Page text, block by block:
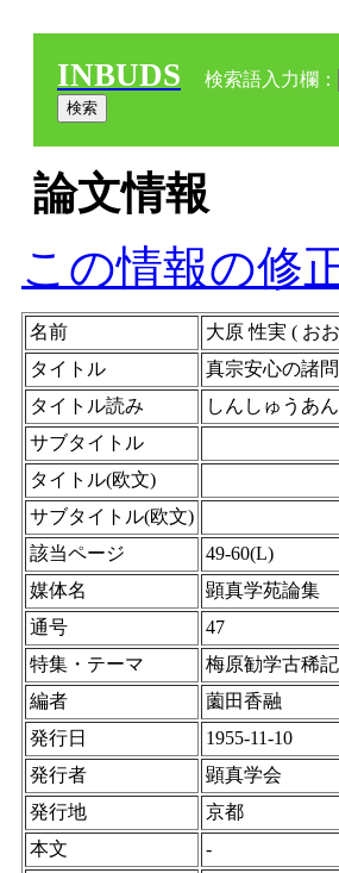
INBUDS 検索語入力欄：
論文情報
この情報の修
名前
大原 性実 ( お
タイトル
真宗安心の諸
タイトル読み
しんしゅうあ
サブタイトル
タイトル(欧文)
サブタイトル(欧文)
該当ページ
49-60(L)
媒体名
顕真学苑論集
通号
47
特集・テーマ
梅原勧学古稀
編者
薗田香融
発行日
1955-11-10
発行者
顕真学会
発行地
京都
本文
-